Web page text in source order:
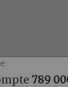
789